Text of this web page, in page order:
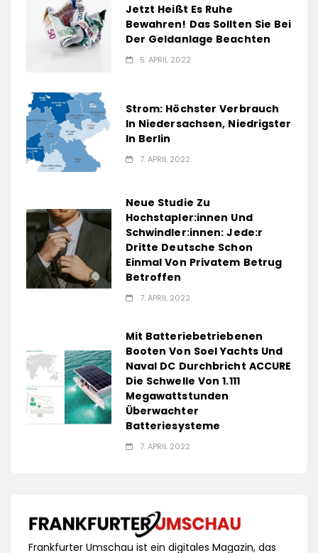
Jetzt Heißt Es Ruhe
Bewahren! Das Sollten Sie Bei
Der Geldanlage Beachten
5. APRIL 2022
Strom: Höchster Verbrauch
In Niedersachsen, Niedrigster
In Berlin
7. APRIL 2022
Neue Studie Zu
Hochstapler:innen Und
Schwindler:innen: Jede:r
Dritte Deutsche Schon
Einmal Von Privatem Betrug
Betroffen
7. APRIL 2022
Mit Batteriebetriebenen
Booten Von Soel Yachts Und
Naval DC Durchbricht ACCURE
Die Schwelle Von 1.111
Megawattstunden
Überwachter
Batteriesysteme
7. APRIL 2022
Frankfurter Umschau ist ein digitales Magazin, das